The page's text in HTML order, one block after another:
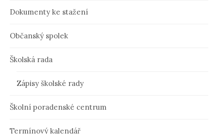
a
e
p
p
ř
Dokumenty ke stažení
Občanský spolek
Školská rada
Zápisy školské rady
Školní poradenské centrum
Termínový kalendář